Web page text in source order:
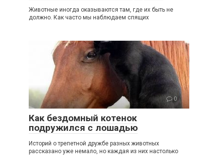
Животные иногда оказываются там, где их быть не
должно. Как часто мы наблюдаем спящих
0
Как бездомный котенок
подружился с лошадью
Историй о трепетной дружбе разных животных
рассказано уже немало, но каждая из них настолько